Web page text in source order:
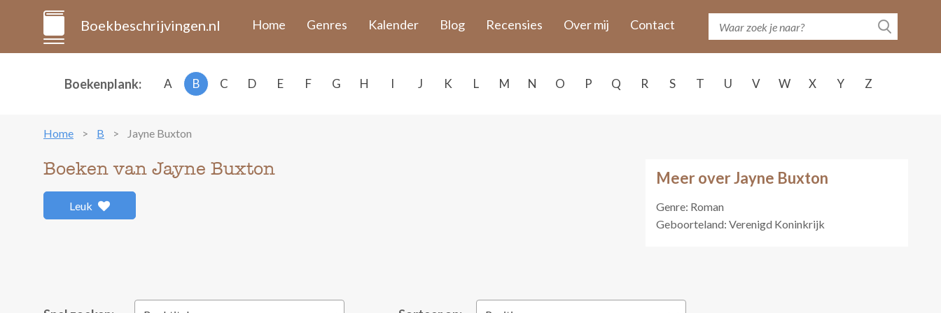
Boekbeschrijvingen.nl Home Genres Kalender Blog Recensies Over mij Contact
Boekenplank: A B C D E F G H I J K L M N O P Q R S T U V W X Y Z
Home B Jayne Buxton
Meer over Jayne Buxton
Genre: Roman
Geboorteland: Verenigd Koninkrijk
Boeken van Jayne Buxton
Leuk